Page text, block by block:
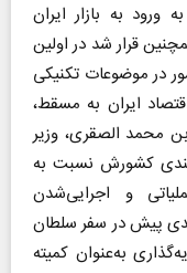
ورود به بازار ایران
قرار شد در اولین
در موضوعات تکنیکی
ایران به مسقط،
محمد الصقری، وزیر
کشورش نسبت به
و اجرایی‌شدن
پیش در سفر سلطان
به‌عنوان کمیته